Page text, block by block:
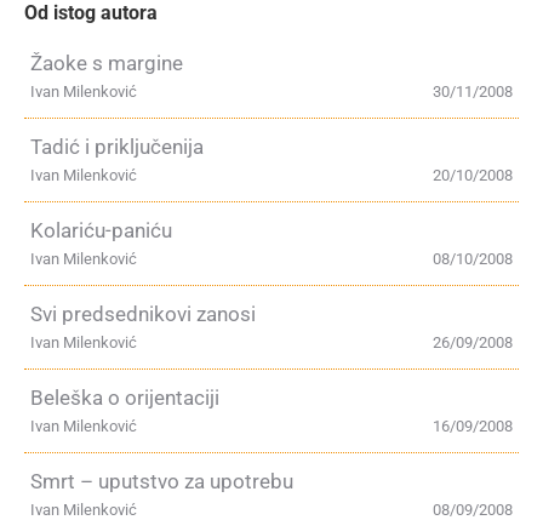
Od istog autora
Žaoke s margine
30/11/2008
Ivan Milenković
Tadić i priključenija
20/10/2008
Ivan Milenković
Kolariću-paniću
08/10/2008
Ivan Milenković
Svi predsednikovi zanosi
26/09/2008
Ivan Milenković
Beleška o orijentaciji
16/09/2008
Ivan Milenković
Smrt – uputstvo za upotrebu
08/09/2008
Ivan Milenković